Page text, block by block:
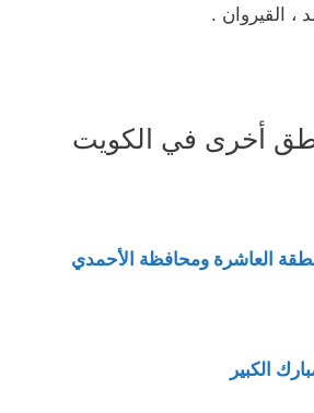
، القيروان .
أخرى في الكويت
العاشرة ومحافظة الأحمدي
الكبير